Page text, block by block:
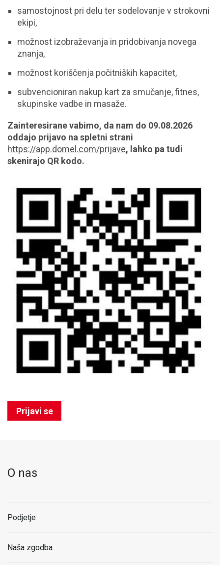
samostojnost pri delu ter sodelovanje v strokovni
ekipi,
možnost izobraževanja in pridobivanja novega
znanja,
možnost koriščenja počitniških kapacitet,
subvencioniran nakup kart za smučanje, fitnes,
skupinske vadbe in masaže.
Zainteresirane vabimo, da nam do 09.08.2026
oddajo prijavo na spletni strani
https://app.domel.com/prijave, lahko pa tudi
skenirajo QR kodo.
Prijavi se
O nas
Podjetje
Naša zgodba